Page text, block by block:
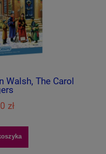
Walsh, The Carol
zł